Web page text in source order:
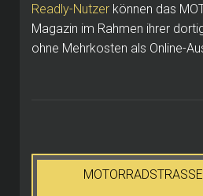
Readly-Nutzer können das
Magazin im Rahmen ihrer
ohne Mehrkosten als Online-